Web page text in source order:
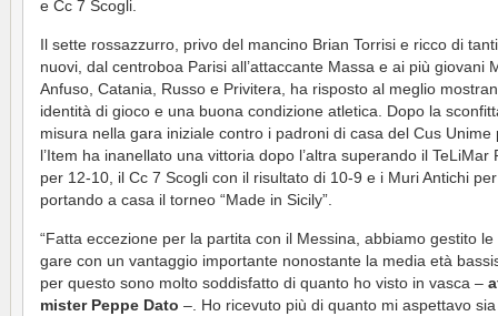
e Cc 7 Scogli.
Il sette rossazzurro, privo del mancino Brian Torrisi e ricco di
nuovi, dal centroboa Parisi all’attaccante Massa e ai più giovani
Anfuso, Catania, Russo e Privitera, ha risposto al meglio
identità di gioco e una buona condizione atletica. Dopo la
misura nella gara iniziale contro i padroni di casa del Cus Unime
l’Item ha inanellato una vittoria dopo l’altra superando il TeLiMar
per 12-10, il Cc 7 Scogli con il risultato di 10-9 e i Muri Antichi
portando a casa il torneo “Made in Sicily”.
“Fatta eccezione per la partita con il Messina, abbiamo gestito le
gare con un vantaggio importante nonostante la media età
per questo sono molto soddisfatto di quanto ho visto in vasca –
mister Peppe Dato –. Ho ricevuto più di quanto mi aspettavo